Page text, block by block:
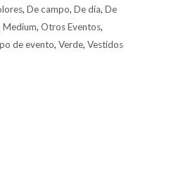
,De campo,De día,De
Medium,Otros Eventos,
de evento,Verde,Vestidos